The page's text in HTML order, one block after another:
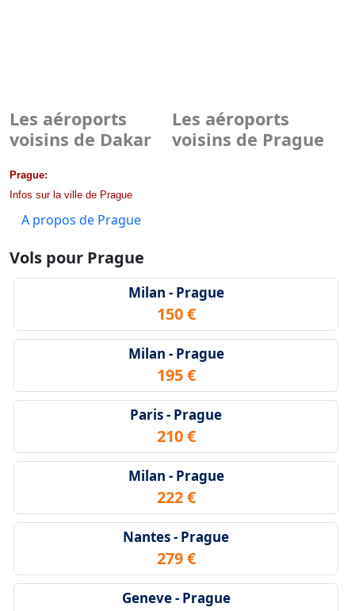
Les aéroports
voisins de Dakar
Les aéroports
voisins de Prague
Prague:
Infos sur la ville de Prague
A propos de Prague
Vols pour Prague
Milan - Prague
150 €
Milan - Prague
195 €
Paris - Prague
210 €
Milan - Prague
222 €
Nantes - Prague
279 €
Geneve - Prague